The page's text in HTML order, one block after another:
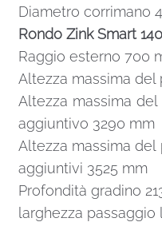
Diametro corrimano
Rondo Zink Smart 140
Raggio esterno 700
Altezza massima
Altezza massima
aggiuntivo 3290 mm
Altezza massima
aggiuntivi 3525 mm
Profondità gradino
larghezza